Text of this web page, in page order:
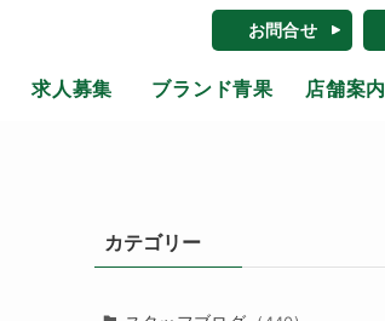
お問合せ
求人募集 ブランド青果 店舗案内
カテゴリー